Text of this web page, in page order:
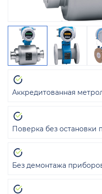
Аккредитованная
Поверка без остановки
Без демонтажа